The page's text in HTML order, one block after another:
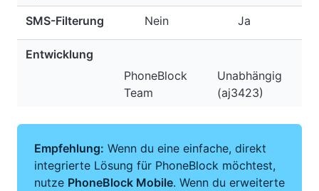
SMS-Filterung Nein Ja
Entwicklung
PhoneBlock
Team
Unabhängig
(aj3423)
Empfehlung: Wenn du eine einfache, direkt
integrierte Lösung für PhoneBlock möchtest,
nutze PhoneBlock Mobile. Wenn du erweiterte